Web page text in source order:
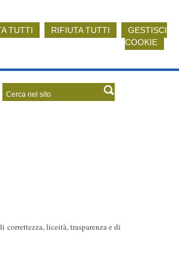
TUTTI RIFIUTA TUTTI
GESTISCI
COOKIE
liceità, trasparenza e di